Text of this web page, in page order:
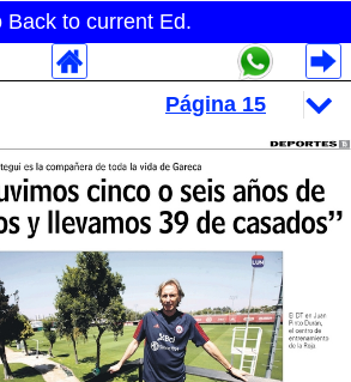
Back to current Ed.
Rubros